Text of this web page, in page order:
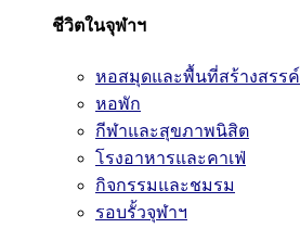
ชีวิตในจุฬาฯ
หอสมุดและพื้นที่สร้างสรรค์
หอพัก
กีฬาและสุขภาพนิสิต
โรงอาหารและคาเฟ่
กิจกรรมและชมรม
รอบรั้วจุฬาฯ